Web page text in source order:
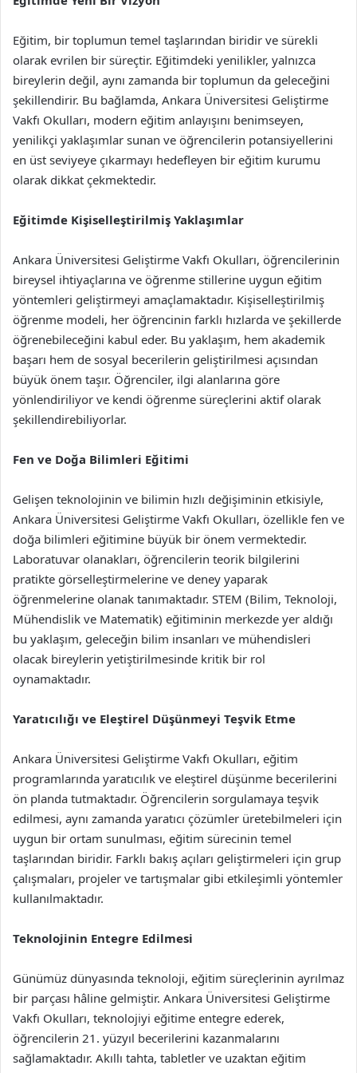
Eğitim, bir toplumun temel taşlarından biridir ve sürekli
olarak evrilen bir süreçtir. Eğitimdeki yenilikler, yalnızca
bireylerin değil, aynı zamanda bir toplumun da geleceğini
şekillendirir. Bu bağlamda, Ankara Üniversitesi Geliştirme
Vakfı Okulları, modern eğitim anlayışını benimseyen,
yenilikçi yaklaşımlar sunan ve öğrencilerin potansiyellerini
en üst seviyeye çıkarmayı hedefleyen bir eğitim kurumu
olarak dikkat çekmektedir.
Eğitimde Kişiselleştirilmiş Yaklaşımlar
Ankara Üniversitesi Geliştirme Vakfı Okulları, öğrencilerinin
bireysel ihtiyaçlarına ve öğrenme stillerine uygun eğitim
yöntemleri geliştirmeyi amaçlamaktadır. Kişiselleştirilmiş
öğrenme modeli, her öğrencinin farklı hızlarda ve şekillerde
öğrenebileceğini kabul eder. Bu yaklaşım, hem akademik
başarı hem de sosyal becerilerin geliştirilmesi açısından
büyük önem taşır. Öğrenciler, ilgi alanlarına göre
yönlendiriliyor ve kendi öğrenme süreçlerini aktif olarak
şekillendirebiliyorlar.
Fen ve Doğa Bilimleri Eğitimi
Gelişen teknolojinin ve bilimin hızlı değişiminin etkisiyle,
Ankara Üniversitesi Geliştirme Vakfı Okulları, özellikle fen ve
doğa bilimleri eğitimine büyük bir önem vermektedir.
Laboratuvar olanakları, öğrencilerin teorik bilgilerini
pratikte görselleştirmelerine ve deney yaparak
öğrenmelerine olanak tanımaktadır. STEM (Bilim, Teknoloji,
Mühendislik ve Matematik) eğitiminin merkezde yer aldığı
bu yaklaşım, geleceğin bilim insanları ve mühendisleri
olacak bireylerin yetiştirilmesinde kritik bir rol
oynamaktadır.
Yaratıcılığı ve Eleştirel Düşünmeyi Teşvik Etme
Ankara Üniversitesi Geliştirme Vakfı Okulları, eğitim
programlarında yaratıcılık ve eleştirel düşünme becerilerini
ön planda tutmaktadır. Öğrencilerin sorgulamaya teşvik
edilmesi, aynı zamanda yaratıcı çözümler üretebilmeleri için
uygun bir ortam sunulması, eğitim sürecinin temel
taşlarından biridir. Farklı bakış açıları geliştirmeleri için grup
çalışmaları, projeler ve tartışmalar gibi etkileşimli yöntemler
kullanılmaktadır.
Teknolojinin Entegre Edilmesi
Günümüz dünyasında teknoloji, eğitim süreçlerinin ayrılmaz
bir parçası hâline gelmiştir. Ankara Üniversitesi Geliştirme
Vakfı Okulları, teknolojiyi eğitime entegre ederek,
öğrencilerin 21. yüzyıl becerilerini kazanmalarını
sağlamaktadır. Akıllı tahta, tabletler ve uzaktan eğitim